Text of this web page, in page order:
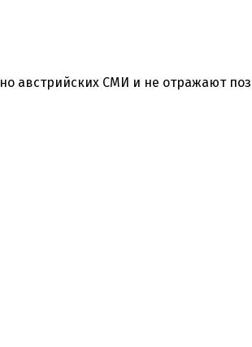
австрийских СМИ и не отражают